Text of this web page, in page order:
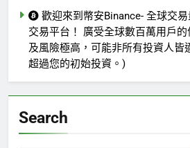
歡迎來到幣安Binance- 全球交
交易平台！ 廣受全球數百萬用戶
及風險極高，可能非所有投資人皆
超過您的初始投資。)
Search